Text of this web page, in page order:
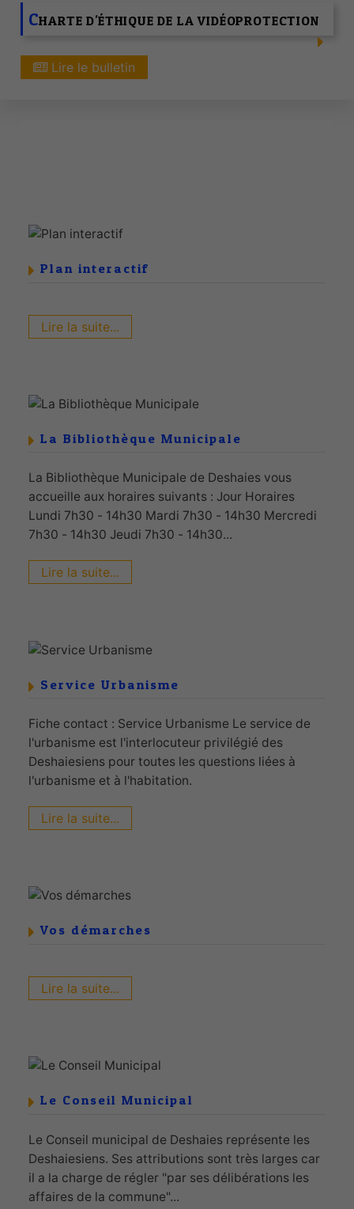
CHARTE D'ÉTHIQUE DE LA VIDÉOPROTECTION
Lire le bulletin
Plan interactif
Lire la suite...
La Bibliothèque Municipale
La Bibliothèque Municipale de Deshaies vous
accueille aux horaires suivants : Jour Horaires
Lundi 7h30 - 14h30 Mardi 7h30 - 14h30 Mercredi
7h30 - 14h30 Jeudi 7h30 - 14h30...
Lire la suite...
Service Urbanisme
Fiche contact : Service Urbanisme Le service de
l'urbanisme est l'interlocuteur privilégié des
Deshaiesiens pour toutes les questions liées à
l'urbanisme et à l'habitation.
Lire la suite...
Vos démarches
Lire la suite...
Le Conseil Municipal
Le Conseil municipal de Deshaies représente les
Deshaiesiens. Ses attributions sont très larges car
il a la charge de régler "par ses délibérations les
affaires de la commune"...